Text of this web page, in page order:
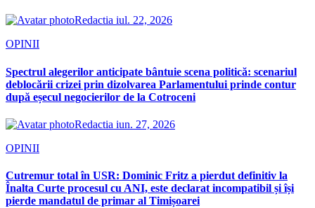
Redactia iul. 22, 2026
OPINII
Spectrul alegerilor anticipate bântuie scena politică: scenariul
deblocării crizei prin dizolvarea Parlamentului prinde contur
după eșecul negocierilor de la Cotroceni
Redactia iun. 27, 2026
OPINII
Cutremur total în USR: Dominic Fritz a pierdut definitiv la
Înalta Curte procesul cu ANI, este declarat incompatibil și își
pierde mandatul de primar al Timișoarei